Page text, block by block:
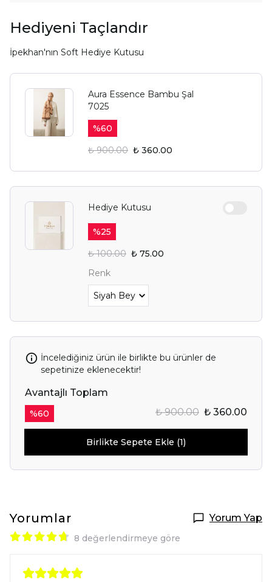
Hediyeni Taçlandır
İpekhan'nın Soft Hediye Kutusu
Aura Essence Bambu Şal
7025
%60
₺ 900.00 ₺ 360.00
Hediye Kutusu
%25
₺ 100.00 ₺ 75.00
Renk
İncelediğiniz ürün ile birlikte bu ürünler de
sepetinize eklenecektir!
Avantajlı Toplam
%60 ₺ 900.00 ₺ 360.00
Birlikte Sepete Ekle (1)
Yorumlar Yorum Yap
8 değerlendirmeye göre